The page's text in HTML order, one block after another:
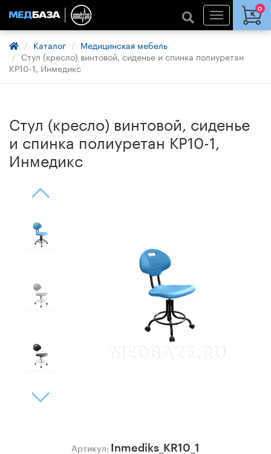
0
Каталог
Медицинская мебель
Стул (кресло) винтовой, сиденье и спинка полиуретан
КР10-1, Инмедикс
Стул (кресло) винтовой, сиденье
и спинка полиуретан КР10-1,
Инмедикс
Артикул:
Inmediks_KR10_1